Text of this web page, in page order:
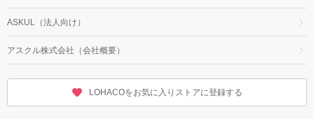
ASKUL（法人向け）
アスクル株式会社（会社概要）
LOHACOをお気に入りストアに登録する